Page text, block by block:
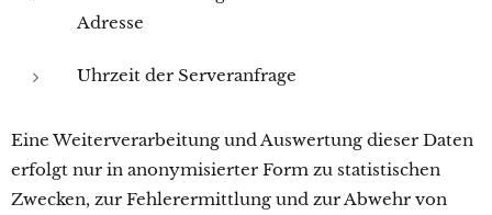
Adresse
Uhrzeit der Serveranfrage
Eine Weiterverarbeitung und Auswertung dieser Daten
erfolgt nur in anonymisierter Form zu statistischen
Zwecken, zur Fehlerermittlung und zur Abwehr von